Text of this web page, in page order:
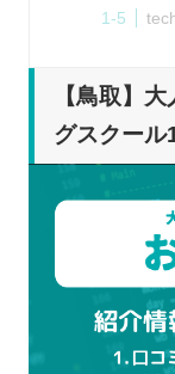
プログラ
イント
明
通
【鳥取】
グスクール